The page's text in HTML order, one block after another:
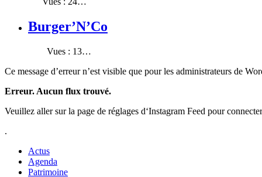
Burger’N’Co
Vues : 13…
Ce message d’erreur n’est visible que pour les administrateurs de
Erreur. Aucun flux trouvé.
Veuillez aller sur la page de réglages d‘Instagram Feed pour
.
Actus
Agenda
Patrimoine